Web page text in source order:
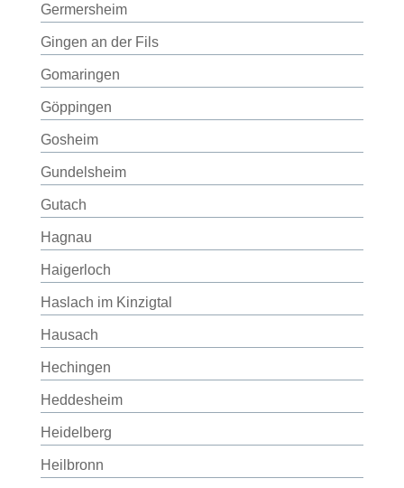
Germersheim
Gingen an der Fils
Gomaringen
Göppingen
Gosheim
Gundelsheim
Gutach
Hagnau
Haigerloch
Haslach im Kinzigtal
Hausach
Hechingen
Heddesheim
Heidelberg
Heilbronn